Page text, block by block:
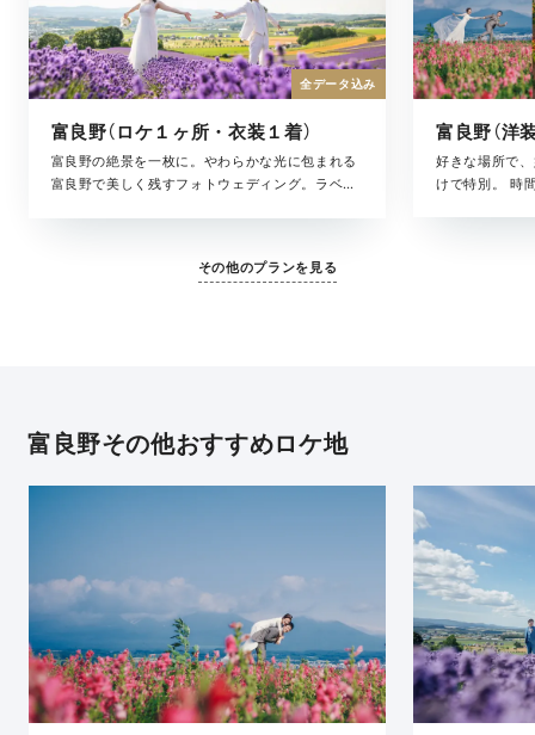
富良野（ロケ１ヶ所・衣装１着）
富良野の絶景を一枚に。やわらかな光に包まれる
富良野で美しく残すフォトウェディング。ラベン
安心してお選びいただける、ベーシックなプラン
全データ込み
好きな場所で
けで特別。 時
その他のプランを見る
富良野その他おすすめロケ地